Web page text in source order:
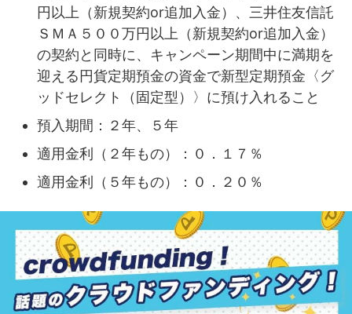
円以上（新規契約or追加入金）、三井住友信託
ＳＭＡ５００万円以上（新規契約or追加入金）
の契約と同時に、キャンペーン期間中に満期を
迎える円貨定期預金の資金で新型定期預金〈グ
ッドセレクト（固定型）〉に預け入れること
預入期間：２年、５年
適用金利（２年もの）：０．１７％
適用金利（５年もの）：０．２０％